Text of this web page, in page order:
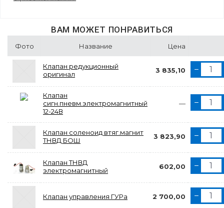
ВАМ МОЖЕТ ПОНРАВИТЬСЯ
Фото Название Цена
Клапан редукционный
оригинал
3 835,10
Клапан
сигн.пневм.электромагнитный
12-24В
—
Клапан соленоид втяг.магнит
ТНВД БОШ
3 823,90
Клапан ТНВД
электромагнитный
602,00
Клапан управления ГУРа 2 700,00